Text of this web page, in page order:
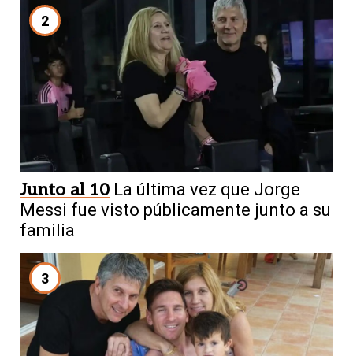
2
Junto al 10 La última vez que Jorge
Messi fue visto públicamente junto a su
familia
3